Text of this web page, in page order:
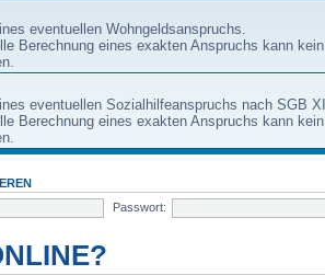
eventuellen Wohngeldsanspruchs.
Berechnung eines exakten Anspruchs kann
eventuellen Sozialhilfeanspruchs nach SGB
Berechnung eines exakten Anspruchs kann
Passwort: